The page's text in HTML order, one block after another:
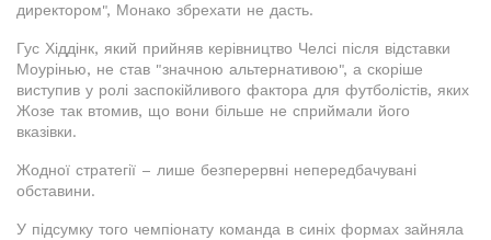
директором", Монако збрехати не дасть.
Гус Хіддінк, який прийняв керівництво Челсі після відставки
Моурінью, не став "значною альтернативою", а скоріше
виступив у ролі заспокійливого фактора для футболістів, яких
Жозе так втомив, що вони більше не сприймали його
вказівки.
Жодної стратегії – лише безперервні непередбачувані
обставини.
У підсумку того чемпіонату команда в синіх формах зайняла